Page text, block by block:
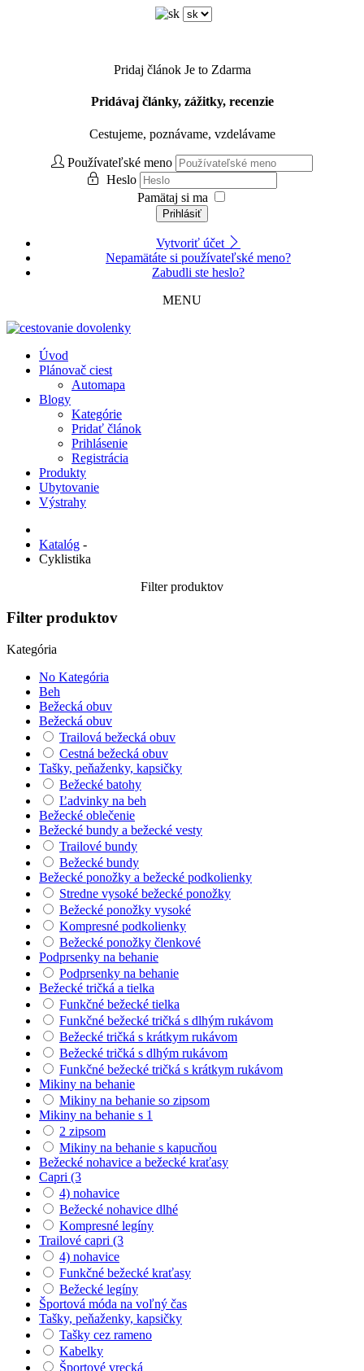
Pridaj článok Je to Zdarma
Pridávaj články, zážitky, recenzie
Cestujeme, poznávame, vzdelávame
Používateľské meno
Heslo
Pamätaj si ma
Prihlásiť
Vytvoriť účet
Nepamätáte si používateľské meno?
Zabudli ste heslo?
MENU
Úvod
Plánovač ciest
Automapa
Blogy
Kategórie
Pridať článok
Prihlásenie
Registrácia
Produkty
Ubytovanie
Výstrahy
Katalóg -
Cyklistika
Filter produktov
Filter produktov
Kategória
No Kategória
Beh
Bežecká obuv
Bežecká obuv
Trailová bežecká obuv
Cestná bežecká obuv
Tašky, peňaženky, kapsičky
Bežecké batohy
Ľadvinky na beh
Bežecké oblečenie
Bežecké bundy a bežecké vesty
Trailové bundy
Bežecké bundy
Bežecké ponožky a bežecké podkolienky
Stredne vysoké bežecké ponožky
Bežecké ponožky vysoké
Kompresné podkolienky
Bežecké ponožky členkové
Podprsenky na behanie
Podprsenky na behanie
Bežecké tričká a tielka
Funkčné bežecké tielka
Funkčné bežecké tričká s dlhým rukávom
Bežecké tričká s krátkym rukávom
Bežecké tričká s dlhým rukávom
Funkčné bežecké tričká s krátkym rukávom
Mikiny na behanie
Mikiny na behanie so zipsom
Mikiny na behanie s 1
2 zipsom
Mikiny na behanie s kapucňou
Bežecké nohavice a bežecké kraťasy
Capri (3
4) nohavice
Bežecké nohavice dlhé
Kompresné legíny
Trailové capri (3
4) nohavice
Funkčné bežecké kraťasy
Bežecké legíny
Športová móda na voľný čas
Tašky, peňaženky, kapsičky
Tašky cez rameno
Kabelky
Športové vrecká